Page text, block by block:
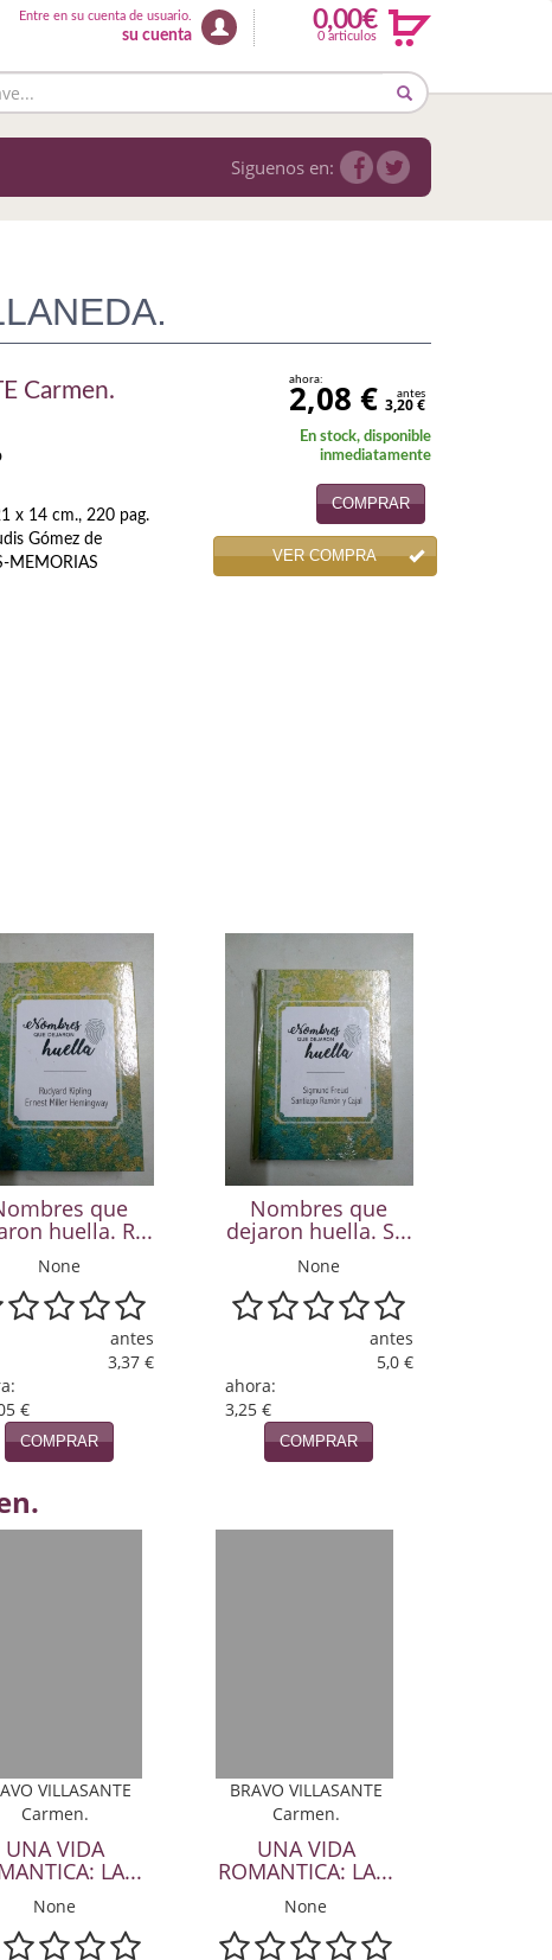
Entre en su cuenta de usuario.
su cuenta
0,00€
0 articulos
Siguenos en:
Carmen.
x 14 cm., 220 pag.
Gómez de
MEMORIAS
ahora:
2,08 € antes
3,20 €
En stock, disponible
inmediatamente
COMPRAR
VER COMPRA
que
huella. R...
None
antes
3,37 €
€
COMPRAR
Nombres que
dejaron huella. S...
None
antes
5,0 €
ahora:
3,25 €
COMPRAR
VILLASANTE
Carmen.
UNA VIDA
LA...
None
BRAVO VILLASANTE
Carmen.
UNA VIDA
ROMANTICA: LA...
None